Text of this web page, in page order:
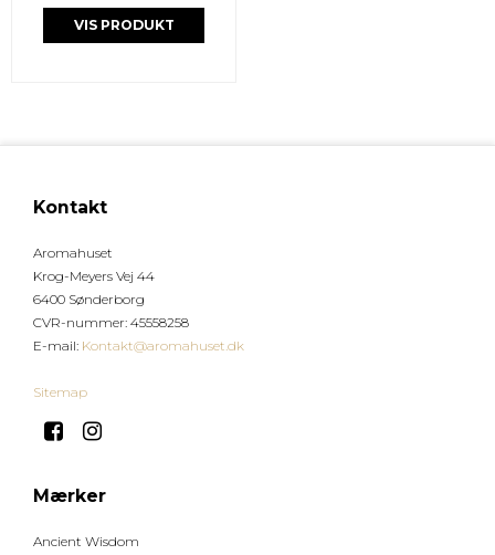
VIS PRODUKT
Kontakt
Aromahuset
Krog-Meyers Vej 44
6400 Sønderborg
CVR-nummer: 45558258
E-mail: Kontakt@aromahuset.dk
Sitemap
Mærker
Ancient Wisdom